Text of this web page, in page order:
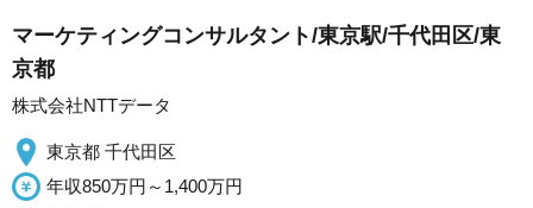
マーケティングコンサルタント/東京駅/千代田区/東
京都
株式会社NTTデータ
東京都 千代田区
年収850万円～1,400万円